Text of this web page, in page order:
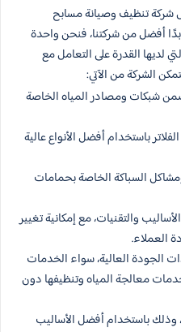
شركة تنظيف وصيانة مسابح
أفضل من شركتنا، فنحن واحدة
لديها القدرة على التعامل مع
الشركة من الآتي:
شبكات ومصادر المياه الخاصة
باستخدام أفضل الأنواع عالية
السباكة الخاصة بحمامات
والتقنيات، مع إمكانية تغيير
العملاء.
الجودة العالية، سواء الخدمات
معالجة المياه وتنظيفها دون
وذلك باستخدام أفضل الأساليب